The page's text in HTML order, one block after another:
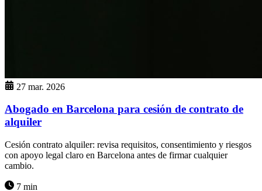
27 mar. 2026
Abogado en Barcelona para cesión de contrato de
alquiler
Cesión contrato alquiler: revisa requisitos, consentimiento y riesgos
con apoyo legal claro en Barcelona antes de firmar cualquier
cambio.
7 min